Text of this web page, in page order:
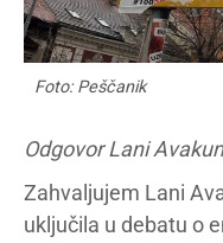
Foto: Peščanik
Odgovor Lani
Zahvaljujem Lani
uključila u debatu o